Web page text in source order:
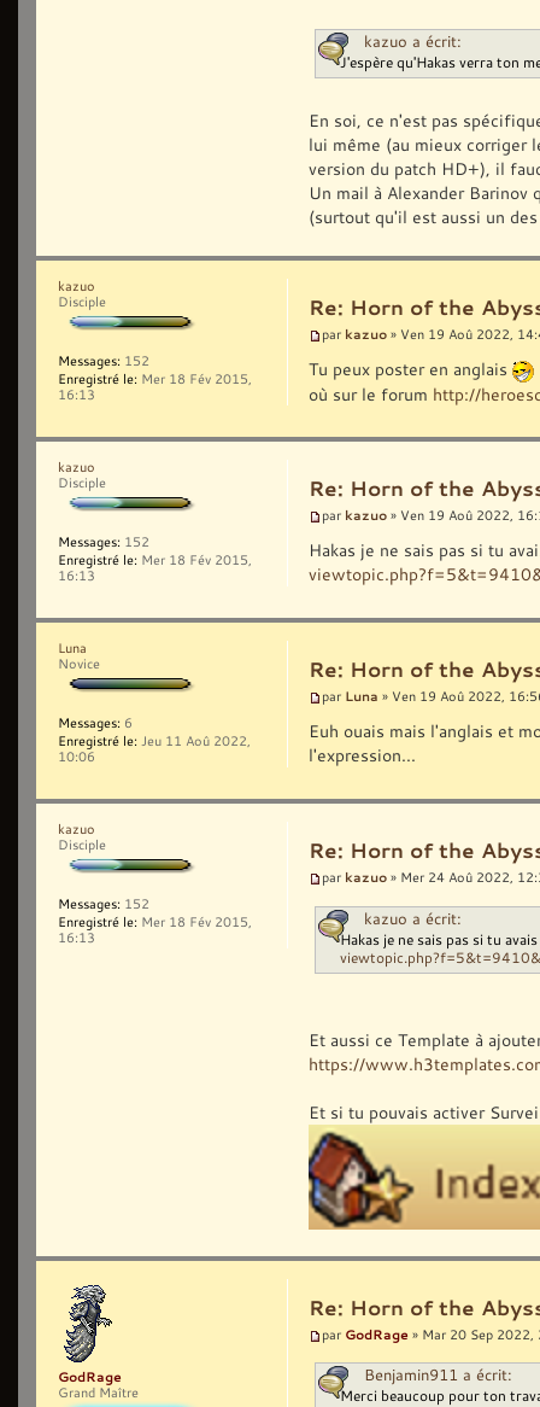
kazuo a écrit:
J'espère qu'Hakas verra ton
En soi, ce n'est pas
lui même (au mieux corriger
version du patch HD+), il
Un mail à Alexander
(surtout qu'il est aussi un
Re: Horn of the
par kazuo » Ven 19 Aoû 2022,
Tu peux poster en anglais
où sur le forum http://
kazuo
Disciple
Messages: 152
Enregistré le: Mer 18 Fév 2015,
16:13
Re: Horn of the
par kazuo » Ven 19 Aoû 2022,
Hakas je ne sais pas si tu
kazuo
Disciple
Messages: 152
Enregistré le: Mer 18 Fév 2015,
16:13
Re: Horn of the
par Luna » Ven 19 Aoû 2022,
Euh ouais mais l'anglais et
l'expression...
Luna
Novice
Messages: 6
Enregistré le: Jeu 11 Aoû 2022,
10:06
Re: Horn of the
par kazuo » Mer 24 Aoû 2022,
kazuo a écrit:
Hakas je ne sais pas si tu
Et aussi ce Template à
https://
Et si tu pouvais activer
kazuo
Disciple
Messages: 152
Enregistré le: Mer 18 Fév 2015,
16:13
Re: Horn of the
par GodRage » Mar 20 Sep 2022,
Benjamin911 a écrit:
Merci beaucoup pour ton
GodRage
Grand Maître